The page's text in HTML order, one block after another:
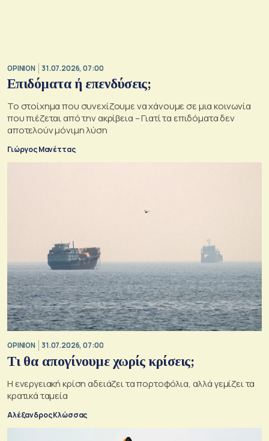
OPINION 31.07.2026, 07:00
Επιδόματα ή επενδύσεις;
Το στοίχημα που συνεχίζουμε να χάνουμε σε μια κοινωνία
που πιέζεται από την ακρίβεια – Γιατί τα επιδόματα δεν
αποτελούν μόνιμη λύση
Γιώργος Μανέττας
OPINION 31.07.2026, 07:00
Τι θα απογίνουμε χωρίς κρίσεις;
Η ενεργειακή κρίση αδειάζει τα πορτοφόλια, αλλά γεμίζει τα
κρατικά ταμεία
Αλέξανδρος Κλώσσας